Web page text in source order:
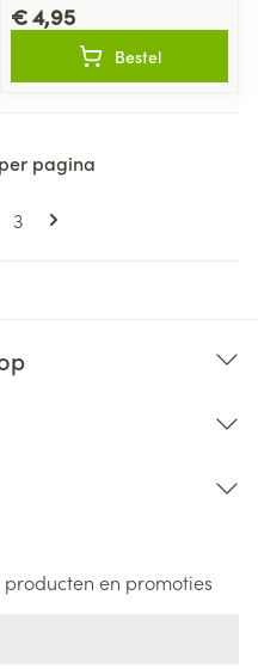
€ 4,95
Bestel
momenteel pagina
Pagina
3
per pagina
en promoties